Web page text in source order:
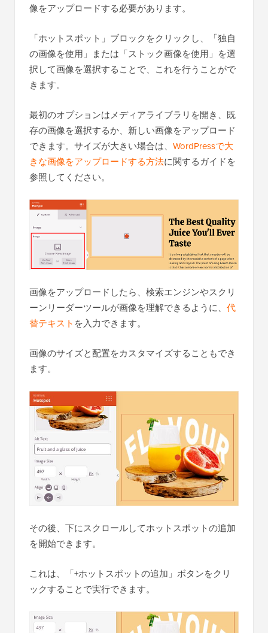
像をアップロードする必要があります。
「ホットスポット」ブロックをクリックし、「独自
の画像を使用」または「ストック画像を使用」を選
択して画像を選択することで、これを行うことがで
きます。
最初のオプションはメディアライブラリを開き、既
存の画像を選択するか、新しい画像をアップロード
できます。サイズが大きい場合は、 WordPressで大
きな画像をアップロードする方法に関するガイドを
参照してください。
画像をアップロードしたら、検索エンジンやスクリ
ーンリーダーツールが画像を理解できるように、 代
替テキスト を入力できます。
画像のサイズと配置をカスタマイズすることもでき
ます。
その後、下にスクロールしてホットスポットの追加
を開始できます。
これは、「+ホットスポットの追加」ボタンをクリ
ックすることで実行できます。